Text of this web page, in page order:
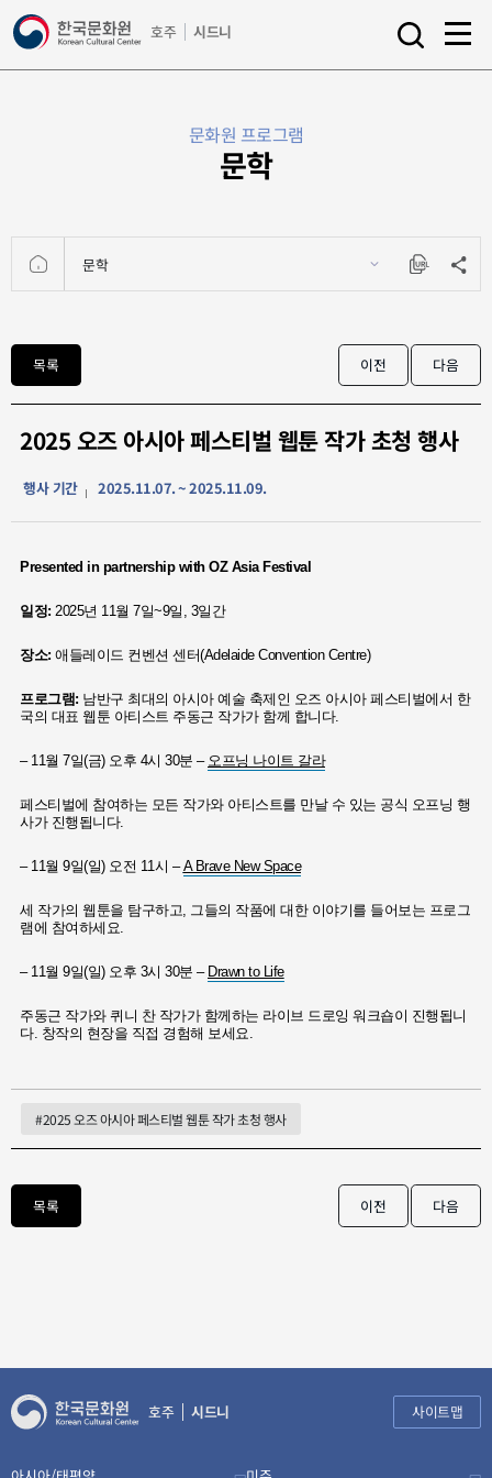
호주
시드니
a
l
l
n
문화원 프로그램
문학
HOME 문학
URL
Copy
공유
문화원
프로그램
목록 이전 다음
2025 오즈 아시아 페스티벌 웹툰 작가 초청 행사
행사 기간 2025.11.07. ~ 2025.11.09.
Presented in partnership with OZ Asia Festival
일정: 2025년 11월 7일~9일, 3일간
장소: 애들레이드 컨벤션 센터(Adelaide Convention Centre)
프로그램: 남반구 최대의 아시아 예술 축제인 오즈 아시아 페스티벌에서 한
국의 대표 웹툰 아티스트 주동근 작가가 함께 합니다.
– 11월 7일(금) 오후 4시 30분 – 오프닝 나이트 갈라
페스티벌에 참여하는 모든 작가와 아티스트를 만날 수 있는 공식 오프닝 행
사가 진행됩니다.
– 11월 9일(일) 오전 11시 – A Brave New Space
세 작가의 웹툰을 탐구하고, 그들의 작품에 대한 이야기를 들어보는 프로그
램에 참여하세요.
– 11월 9일(일) 오후 3시 30분 – Drawn to Life
주동근 작가와 퀴니 찬 작가가 함께하는 라이브 드로잉 워크숍이 진행됩니
다. 창작의 현장을 직접 경험해 보세요.
#2025 오즈 아시아 페스티벌 웹툰 작가 초청 행사
목록 이전 다음
호주 시드니 사이트맵